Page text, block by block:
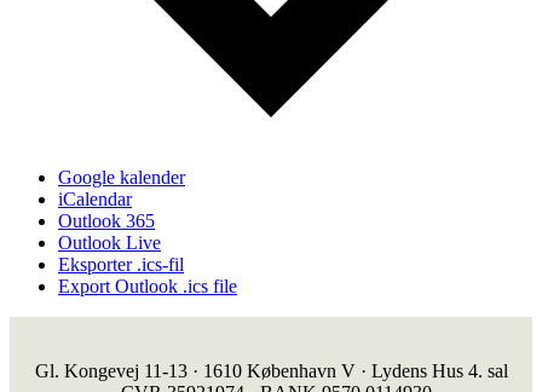
Google kalender
iCalendar
Outlook 365
Outlook Live
Eksporter .ics-fil
Export Outlook .ics file
Gl. Kongevej 11-13 · 1610 København V · Lydens Hus 4. sal